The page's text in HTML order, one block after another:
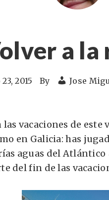
a la
2015 By Jose
las vacaciones de
en Galicia: has
aguas del Atlántico
del fin de las